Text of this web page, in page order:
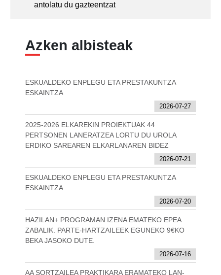
antolatu du gazteentzat
Azken albisteak
ESKUALDEKO ENPLEGU ETA PRESTAKUNTZA
ESKAINTZA
2026-07-27
2025-2026 ELKAREKIN PROIEKTUAK 44
PERTSONEN LANERATZEA LORTU DU UROLA
ERDIKO SAREAREN ELKARLANAREN BIDEZ
2026-07-21
ESKUALDEKO ENPLEGU ETA PRESTAKUNTZA
ESKAINTZA
2026-07-20
HAZILAN+ PROGRAMAN IZENA EMATEKO EPEA
ZABALIK. PARTE-HARTZAILEEK EGUNEKO 9€KO
BEKA JASOKO DUTE.
2026-07-16
AA SORTZAILEA PRAKTIKARA ERAMATEKO LAN-